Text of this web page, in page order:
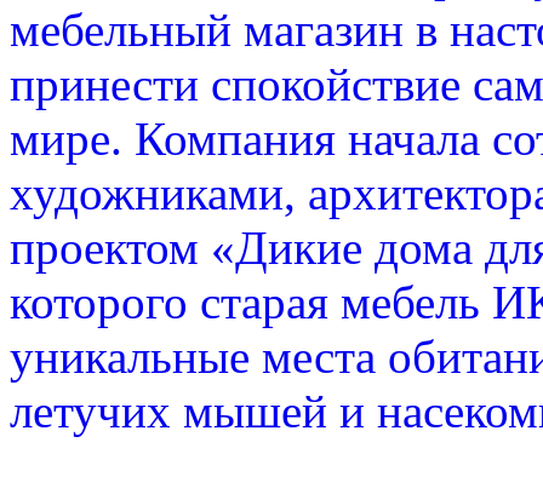
мебельный магазин в
принести спокойствие
мире. Компания начала
художниками,
проектом «Дикие дома
которого старая мебель
уникальные места
летучих мышей и